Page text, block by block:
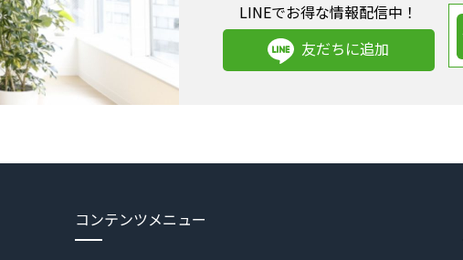
LINEでお得な情報配信中！
友だちに追加
コンテンツメニュー